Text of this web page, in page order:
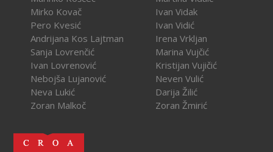
Mirko Kovač
Pero Kvesić
Andrijana Kos Lajtman
Sanja Lovrenčić
Ivan Lovrenović
Nebojša Lujanović
Neva Lukić
Zoran Malkoč
Ivan Vidak
Ivan Vidić
Irena Vrkljan
Marina Vujčić
Kristijan Vujičić
Neven Vulić
Darija Žilić
Zoran Žmirić